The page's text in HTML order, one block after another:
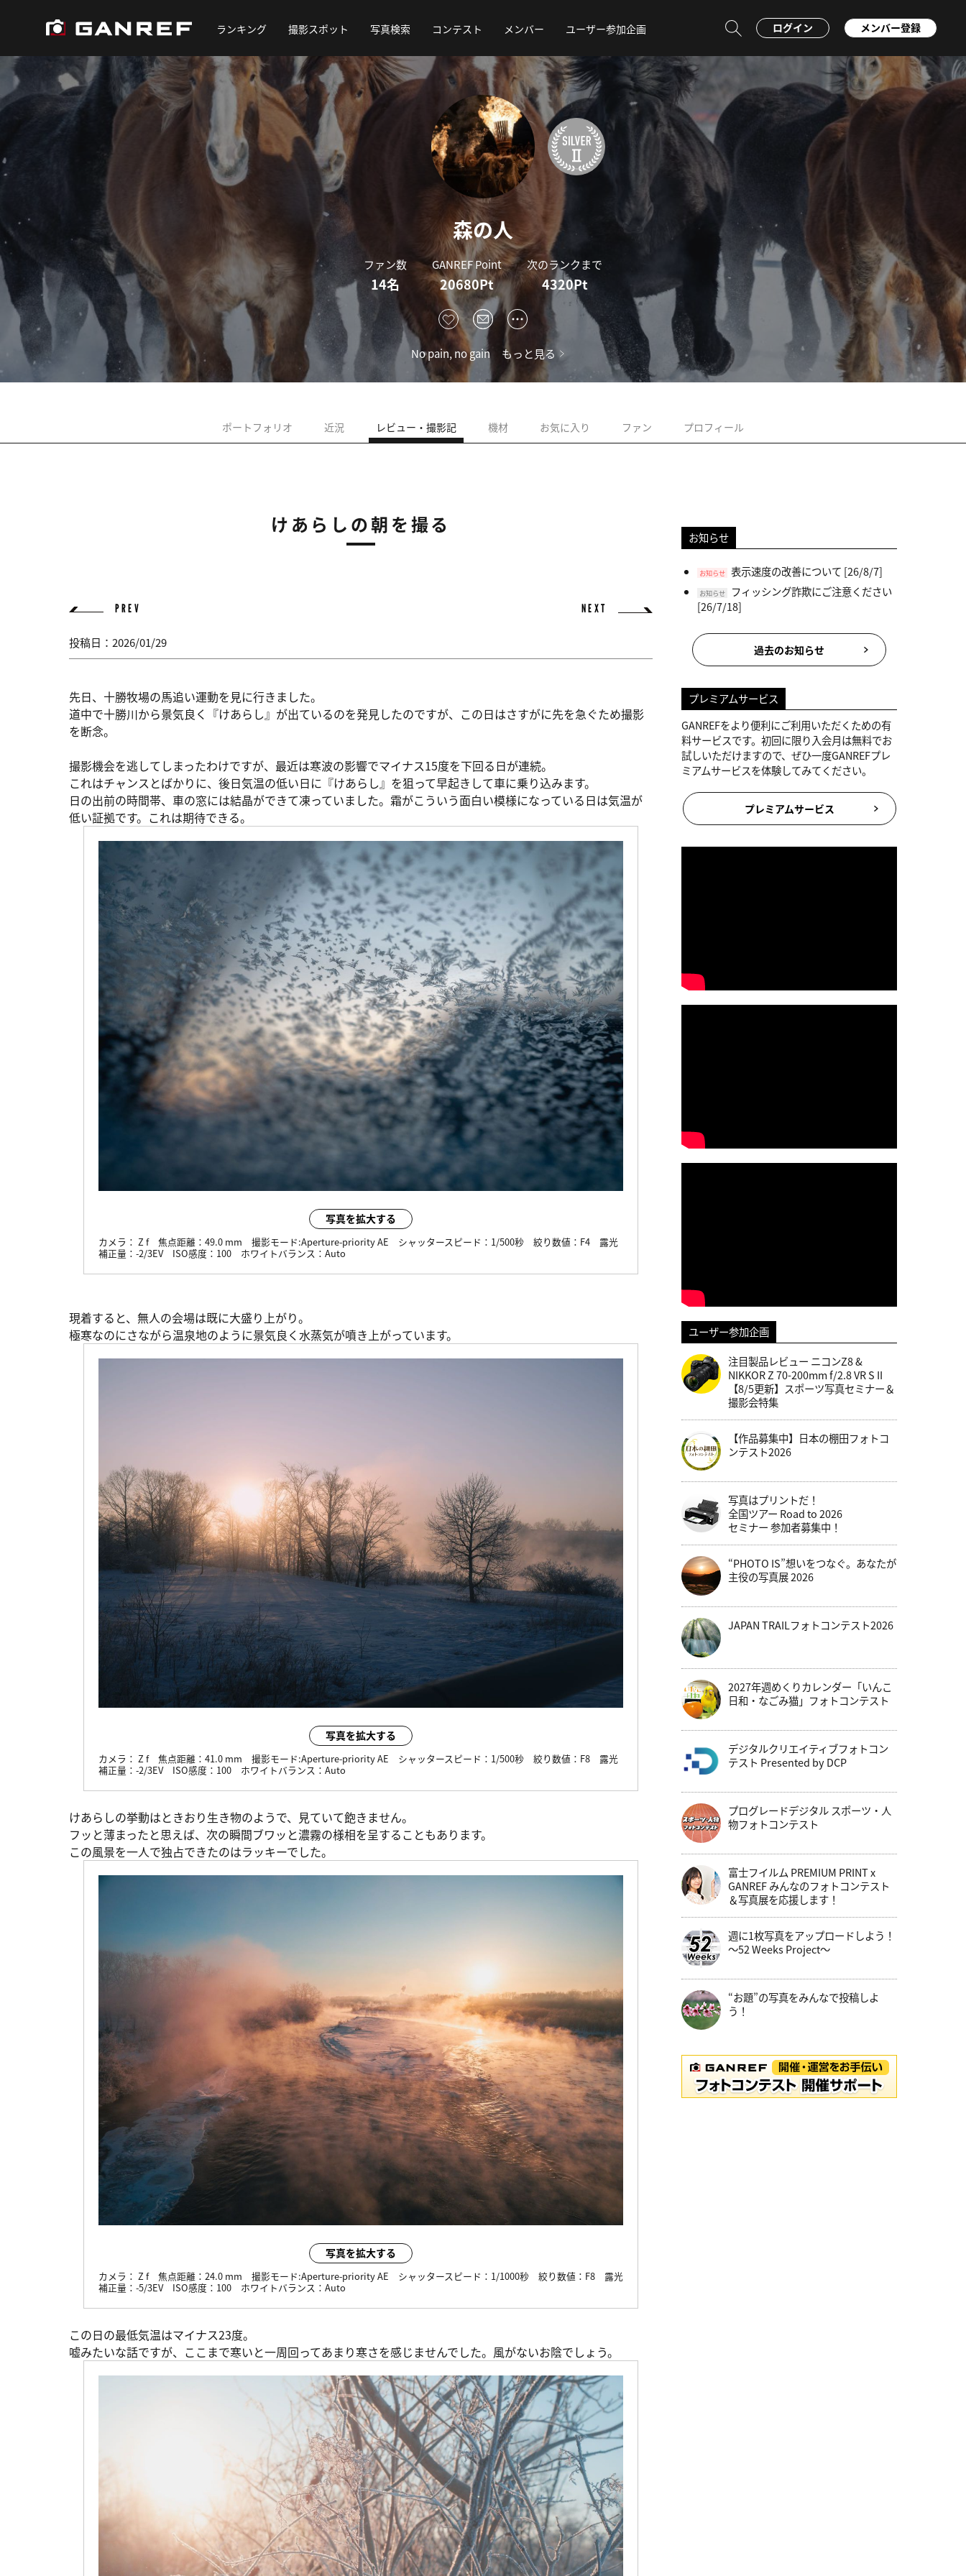
ランキング 撮影スポット 写真検索 コンテスト メンバー ユーザー参加企画 ログイン メンバー登録
森の人
ファン数
14名
GANREF Point
20680Pt
次のランクまで
4320Pt
No pain, no gain もっと見る
ポートフォリオ 近況 レビュー・撮影記 機材 お気に入り ファン プロフィール
けあらしの朝を撮る
PREV NEXT
投稿日：2026/01/29
先日、十勝牧場の馬追い運動を見に行きました。
道中で十勝川から景気良く『けあらし』が出ているのを発見したのですが、この日はさすがに先を急ぐため撮影
を断念。
撮影機会を逃してしまったわけですが、最近は寒波の影響でマイナス15度を下回る日が連続。
これはチャンスとばかりに、後日気温の低い日に『けあらし』を狙って早起きして車に乗り込みます。
日の出前の時間帯、車の窓には結晶ができて凍っていました。霜がこういう面白い模様になっている日は気温が
低い証拠です。これは期待できる。
写真を拡大する
カメラ： Z f 焦点距離： 49.0 mm 撮影モード:Aperture-priority AE シャッタースピード： 1/500秒 絞り数値： F4
露光
補正量： -2/3EV ISO感度： 100 ホワイトバランス： Auto
現着すると、無人の会場は既に大盛り上がり。
極寒なのにさながら温泉地のように景気良く水蒸気が噴き上がっています。
写真を拡大する
カメラ： Z f 焦点距離： 41.0 mm 撮影モード:Aperture-priority AE シャッタースピード： 1/500秒 絞り数値： F8
露光
補正量： -2/3EV ISO感度： 100 ホワイトバランス： Auto
けあらしの挙動はときおり生き物のようで、見ていて飽きません。
フッと薄まったと思えば、次の瞬間ブワッと濃霧の様相を呈することもあります。
この風景を一人で独占できたのはラッキーでした。
写真を拡大する
カメラ： Z f 焦点距離： 24.0 mm 撮影モード:Aperture-priority AE シャッタースピード： 1/1000秒 絞り数値： F8
露光
補正量： -5/3EV ISO感度： 100 ホワイトバランス： Auto
この日の最低気温はマイナス23度。
嘘みたいな話ですが、ここまで寒いと一周回ってあまり寒さを感じませんでした。風がないお陰でしょう。
お知らせ
お知らせ 表示速度の改善について [26/8/7]
お知らせ
フィッシング詐欺にご注意ください
[26/7/18]
過去のお知らせ
プレミアムサービス
GANREFをより便利にご利用いただくための有
料サービスです。初回に限り入会月は無料でお
試しいただけますので、ぜひ一度GANREFプレ
ミアムサービスを体験してみてください。
プレミアムサービス
ユーザー参加企画
注目製品レビュー ニコンZ8 &
NIKKOR Z 70-200mm f/2.8 VR S II
【8/5更新】スポーツ写真セミナー＆
撮影会特集
【作品募集中】日本の棚田フォトコ
ンテスト2026
写真はプリントだ！
全国ツアー Road to 2026
セミナー 参加者募集中！
“PHOTO IS”想いをつなぐ。あなたが
主役の写真展 2026
JAPAN TRAILフォトコンテスト2026
2027年週めくりカレンダー「いんこ
日和・なごみ猫」フォトコンテスト
デジタルクリエイティブフォトコン
テスト Presented by DCP
プログレードデジタル スポーツ・人
物フォトコンテスト
富士フイルム PREMIUM PRINT x
GANREF みんなのフォトコンテスト
＆写真展を応援します！
週に1枚写真をアップロードしよう！
～52 Weeks Project～
“お題”の写真をみんなで投稿しよ
う！